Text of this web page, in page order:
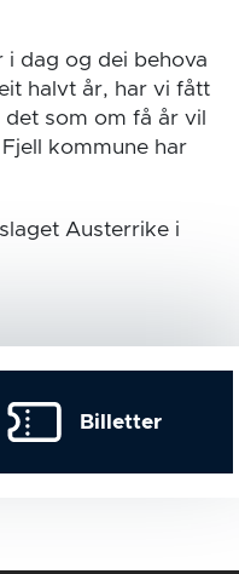
i dag og dei behova
halvt år, har vi fått
som om få år vil
kommune har
Austerrike i
Billetter